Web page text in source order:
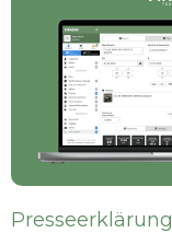
Presseerklärung